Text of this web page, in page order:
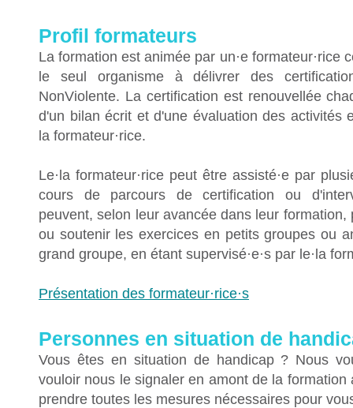
Profil formateurs
La formation est animée par un·e formateur·rice
le seul organisme à délivrer des
NonViolente. La certification est renouvellée
d'un bilan écrit et d'une évaluation des activités
la formateur·rice.
Le·la formateur·rice peut être assisté·e par
cours de parcours de certification ou
peuvent, selon leur avancée dans leur
ou soutenir les exercices en petits groupes ou
grand groupe, en étant supervisé·e·s par le·la
Présentation des formateur·rice·s
Personnes en situation de
Vous êtes en situation de handicap ? Nous
vouloir nous le signaler en amont de la formation
prendre toutes les mesures nécessaires pour